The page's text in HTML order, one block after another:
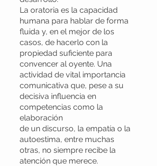
La oratoria es la capacidad
humana para hablar de forma
fluida y, en el mejor de los
casos, de hacerlo con la
propiedad suficiente para
convencer al oyente. Una
actividad de vital importancia
comunicativa que, pese a su
decisiva influencia en
competencias como la
elaboración
de un discurso, la empatía o la
autoestima, entre muchas
otras, no siempre recibe la
atención que merece.